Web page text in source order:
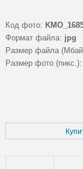
Код фото:
Формат файла: jpg
Размер файла
Размер фото (пикс.):